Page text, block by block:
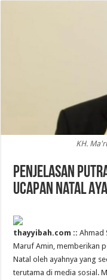
KH.
Penjelasan
Ucapan Natal
thayyibah.com ::Ahmad
Maruf Amin, memberikan
Natal oleh ayahnya yang
terutama di media sosial.